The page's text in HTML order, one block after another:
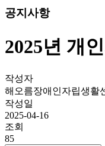
공지사항
2025년 개
작성자
해오름장애인자립생활
작성일
2025-04-16
조회
85